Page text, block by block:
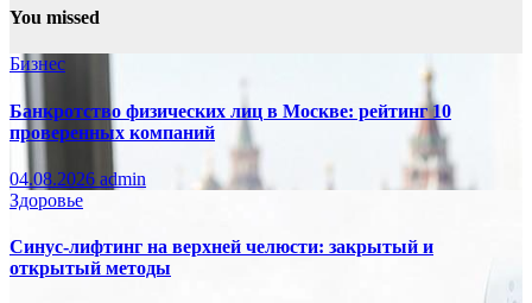
You missed
Бизнес
Банкротство физических лиц в Москве: рейтинг 10
проверенных компаний
04.08.2026 admin
Здоровье
Синус-лифтинг на верхней челюсти: закрытый и
открытый методы